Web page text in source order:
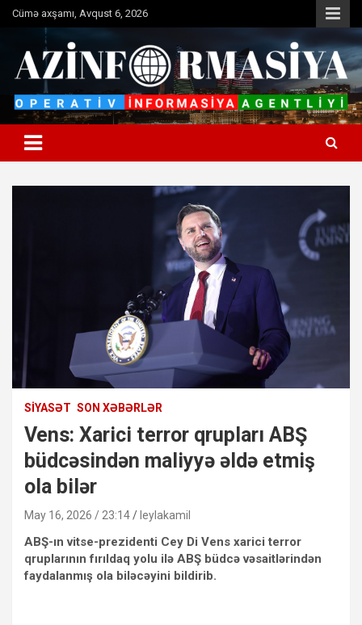
SkipCümə axşamı, Avqust 6, 2026
Azinformasiya
Operativ informasiya agentliyi
SIYASƏT SON XƏBƏRLƏR
Vens: Xarici terror qrupları ABŞ
büdcəsindən maliyyə əldə etmiş
ola bilər
May 16, 2026 / 23:14 leylakamil
ABŞ-ın vitse-prezidenti Cey Di Vens xarici terror
qruplarının fırıldaq yolu ilə ABŞ büdcə vəsaitlərindən
faydalanmış ola biləcəyini bildirib.